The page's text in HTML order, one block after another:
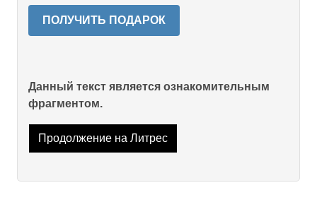
ПОЛУЧИТЬ ПОДАРОК
Данный текст является ознакомительным
фрагментом.
Продолжение на Литрес